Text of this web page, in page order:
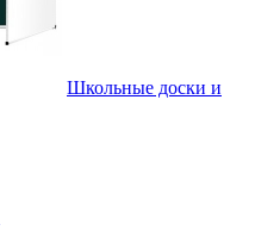
Школьные доски и